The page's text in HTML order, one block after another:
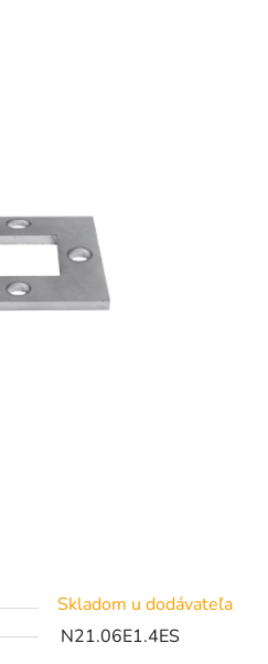
Skladom u dodávateľa
N21.06E1.4ES